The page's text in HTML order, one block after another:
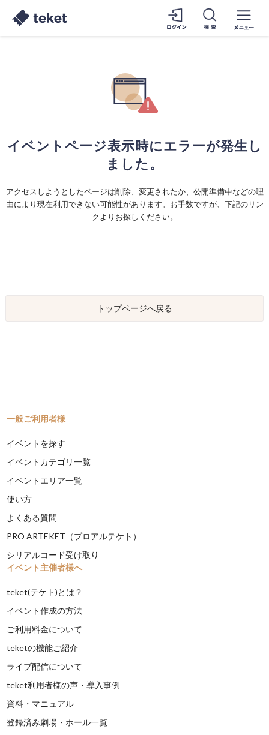
イベントページ表示時にエラーが発生し
ました。
アクセスしようとしたページは削除、変更されたか、公開準備中などの理
由により現在利用できない可能性があります。お手数ですが、下記のリン
クよりお探しください。
トップページへ戻る
一般ご利用者様
イベントを探す
イベントカテゴリ一覧
イベントエリア一覧
使い方
よくある質問
PRO ARTEKET（プロアルテケト）
シリアルコード受け取り
イベント主催者様へ
teket(テケト)とは？
イベント作成の方法
ご利用料金について
teketの機能ご紹介
ライブ配信について
teket利用者様の声・導入事例
資料・マニュアル
登録済み劇場・ホール一覧